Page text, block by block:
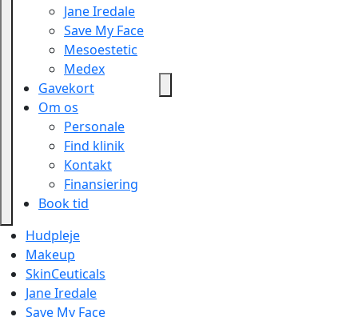
Jane Iredale
Save My Face
Mesoestetic
Medex
Gavekort
Om os
Personale
Find klinik
Kontakt
Finansiering
Book tid
Hudpleje
Makeup
SkinCeuticals
Jane Iredale
Save My Face